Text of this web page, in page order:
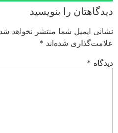
دیدگاهتان را بنویسید
نشانی ایمیل شما منتشر نخواهد شد.
علامت‌گذاری شده‌اند*
دیدگاه*